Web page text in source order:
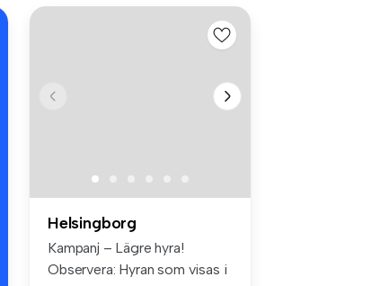
Helsingborg
Kampanj – Lägre hyra!
Observera: Hyran som visas i